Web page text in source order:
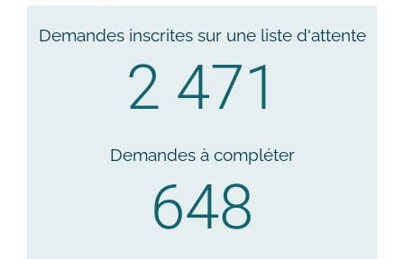
Demandes inscrites sur une liste d'attente
2 471
Demandes à compléter
648